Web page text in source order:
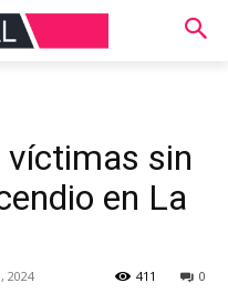
víctimas sin
en La
2024 0
411